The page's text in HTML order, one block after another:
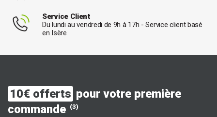
Service Client
Du lundi au vendredi de 9h à 17h - Service client basé
en Isère
10€ offerts pour votre première
commande (3)